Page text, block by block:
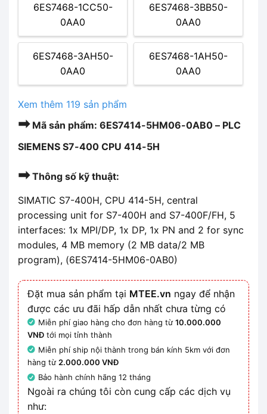
6ES7468-1CC50-
0AA0
6ES7468-3BB50-
0AA0
6ES7468-3AH50-
0AA0
6ES7468-1AH50-
0AA0
Xem thêm 119 sản phẩm
➡Mã sản phẩm: 6ES7414-5HM06-0AB0 – PLC
SIEMENS S7-400 CPU 414-5H
➡Thông số kỹ thuật:
SIMATIC S7-400H, CPU 414-5H, central
processing unit for S7-400H and S7-400F/FH, 5
interfaces: 1x MPI/DP, 1x DP, 1x PN and 2 for sync
modules, 4 MB memory (2 MB data/2 MB
program), (6ES7414-5HM06-0AB0)
Đặt mua sản phẩm tại MTEE.vn ngay để nhận
được các ưu đãi hấp dẫn nhất chưa từng có
Miễn phí giao hàng cho đơn hàng từ10.000.000
VNĐ tới mọi tỉnh thành
Miễn phí ship nội thành trong bán kính 5km với đơn
hàng từ2.000.000 VNĐ
Bảo hành chính hãng 12 tháng
Ngoài ra chúng tôi còn cung cấp các dịch vụ
như: